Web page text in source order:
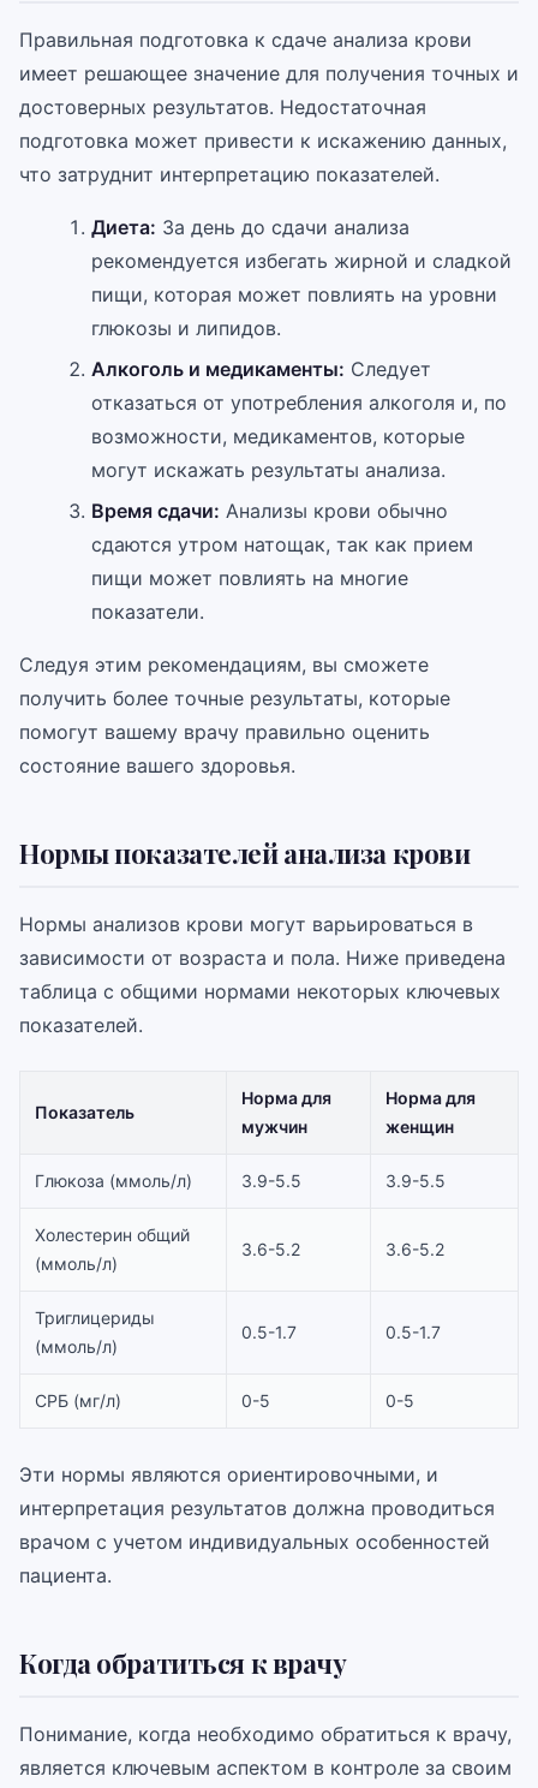
Правильная подготовка к сдаче анализа крови
имеет решающее значение для получения точных и
достоверных результатов. Недостаточная
подготовка может привести к искажению данных,
что затруднит интерпретацию показателей.
Диета: За день до сдачи анализа
рекомендуется избегать жирной и сладкой
пищи, которая может повлиять на уровни
глюкозы и липидов.
Алкоголь и медикаменты: Следует
отказаться от употребления алкоголя и, по
возможности, медикаментов, которые
могут искажать результаты анализа.
Время сдачи: Анализы крови обычно
сдаются утром натощак, так как прием
пищи может повлиять на многие
показатели.
Следуя этим рекомендациям, вы сможете
получить более точные результаты, которые
помогут вашему врачу правильно оценить
состояние вашего здоровья.
Нормы показателей анализа крови
Нормы анализов крови могут варьироваться в
зависимости от возраста и пола. Ниже приведена
таблица с общими нормами некоторых ключевых
показателей.
Показатель
Норма для
мужчин
Норма для
женщин
Глюкоза (ммоль/л) 3.9-5.5 3.9-5.5
Холестерин общий
(ммоль/л)
3.6-5.2 3.6-5.2
Триглицериды
(ммоль/л)
0.5-1.7 0.5-1.7
СРБ (мг/л) 0-5 0-5
Эти нормы являются ориентировочными, и
интерпретация результатов должна проводиться
врачом с учетом индивидуальных особенностей
пациента.
Когда обратиться к врачу
Понимание, когда необходимо обратиться к врачу,
является ключевым аспектом в контроле за своим